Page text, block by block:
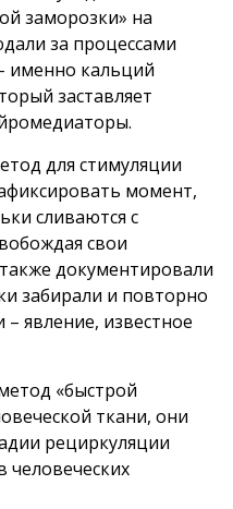
заморозки» на
за процессами
именно кальций
заставляет
для стимуляции
момент,
сливаются с
свои
документировали
забирали и повторно
явление, известное
«быстрой
ткани, они
рециркуляции
человеческих